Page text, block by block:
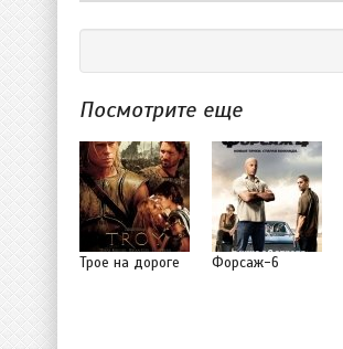
Посмотрите еще
Трое на дороге Форсаж-6